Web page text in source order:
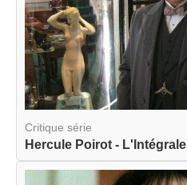
Critique série
Hercule Poirot - L'Intégrale